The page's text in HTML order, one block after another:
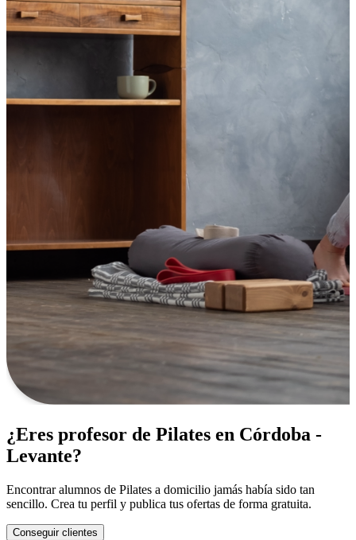
¿Eres profesor de Pilates en Córdoba -
Levante?
Encontrar alumnos de Pilates a domicilio jamás había sido tan
sencillo. Crea tu perfil y publica tus ofertas de forma gratuita.
Conseguir clientes